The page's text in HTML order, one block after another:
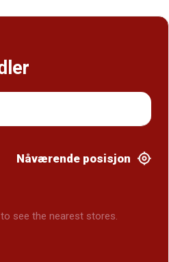
Nåværende posisjon
see the nearest stores.